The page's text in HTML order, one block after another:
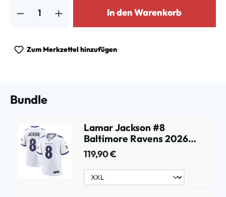
In den Warenkorb
Zum Merkzettel hinzufügen
Bundle
Lamar Jackson #8
Baltimore Ravens 2026
Game NFL Trikot Weiß
119,90 €